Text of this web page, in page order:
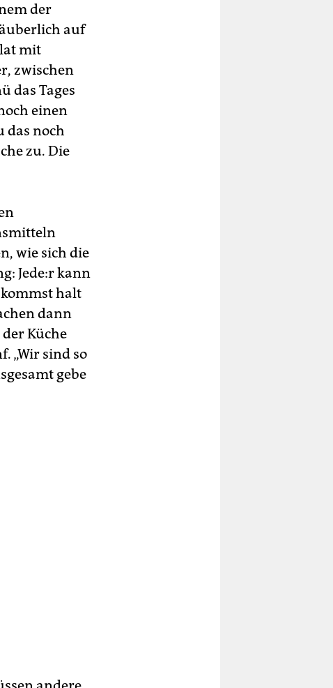
der
auf
mit
zwischen
das Tages
einen
das noch
zu. Die
wie sich die
Je­de:r kann
halt
dann
Küche
„Wir sind so
gebe